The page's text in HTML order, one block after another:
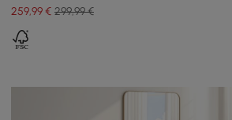
259,99€ 299,99 €